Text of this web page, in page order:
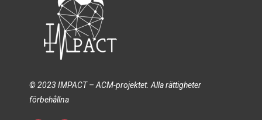
© 2023 IMPACT – ACM-projektet. Alla rättigheter
förbehållna